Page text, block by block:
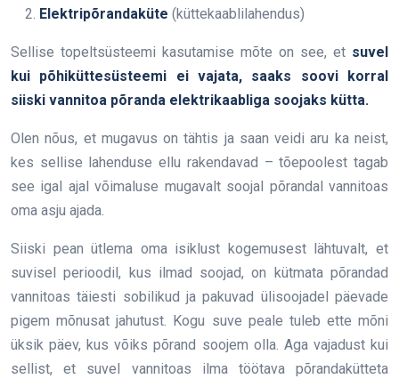
Elektripõrandaküte (küttekaablilahendus)
Sellise topeltsüsteemi kasutamise mõte on see, et suvel
kui põhiküttesüsteemi ei vajata, saaks soovi korral
siiski vannitoa põranda elektrikaabliga soojaks kütta.
Olen nõus, et mugavus on tähtis ja saan veidi aru ka neist,
kes sellise lahenduse ellu rakendavad – tõepoolest tagab
see igal ajal võimaluse mugavalt soojal põrandal vannitoas
oma asju ajada.
Siiski pean ütlema oma isiklust kogemusest lähtuvalt, et
suvisel perioodil, kus ilmad soojad, on kütmata põrandad
vannitoas täiesti sobilikud ja pakuvad ülisoojadel päevade
pigem mõnusat jahutust. Kogu suve peale tuleb ette mõni
üksik päev, kus võiks põrand soojem olla. Aga vajadust kui
sellist, et suvel vannitoas ilma töötava põrandakütteta